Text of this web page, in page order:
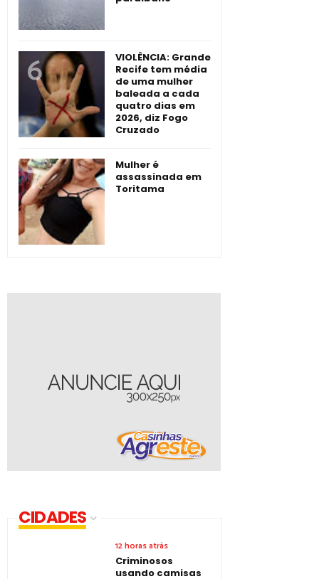
VIOLÊNCIA: Grande
Recife tem média
de uma mulher
baleada a cada
quatro dias em
2026, diz Fogo
Cruzado
Mulher é
assassinada em
Toritama
CIDADES
12 horas atrás
Criminosos
usando camisas